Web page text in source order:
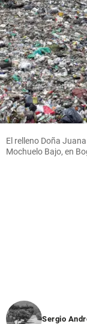
El relleno Doña
Mochuelo Bajo, en
Sergio